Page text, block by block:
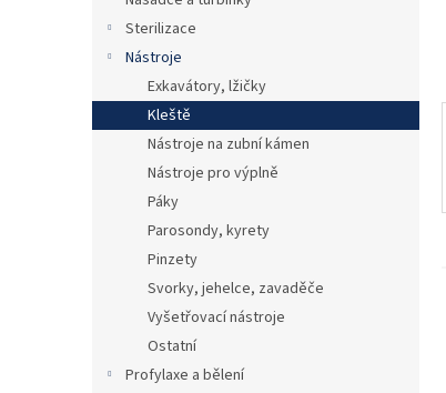
Sterilizace
Nástroje
Exkavátory, lžičky
Kleště
Nástroje na zubní kámen
Nástroje pro výplně
Páky
Parosondy, kyrety
Pinzety
Svorky, jehelce, zavaděče
Vyšetřovací nástroje
Ostatní
Profylaxe a bělení